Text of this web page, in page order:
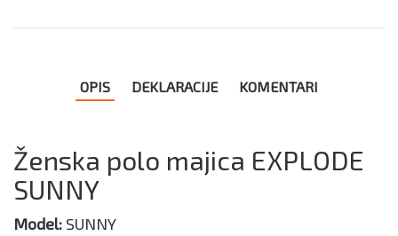
OPIS DEKLARACIJE KOMENTARI
Ženska polo majica EXPLODE
SUNNY
Model: SUNNY